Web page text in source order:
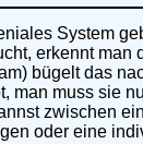
System
erkennt man
bügelt das
man muss sie
zwischen
oder eine